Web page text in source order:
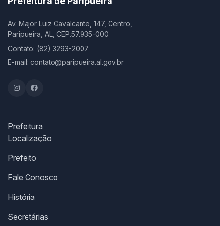
Av. Major Luiz Cavalcante, 147, Centro,
Paripueira, AL, CEP.57.935-000
Contato: (82) 3293-2007
E-mail: contato@paripueira.al.gov.br
Prefeitura
Localização
Prefeito
Fale Conosco
História
Secretárias